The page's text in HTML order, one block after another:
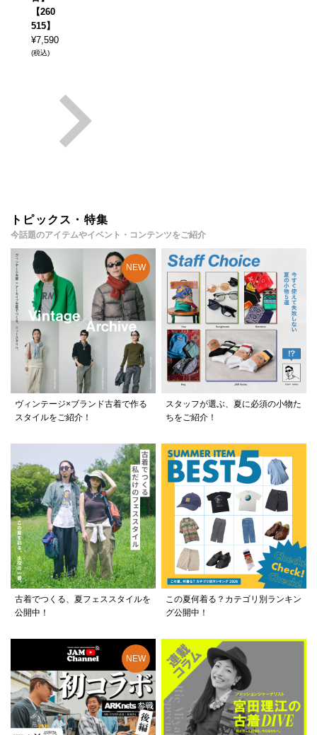
【260
515】
¥7,590
(税込)
トピックス・特集
今話題のアイテムやイベント・コンテンツをご紹介
ヴィンテージ×ブランド古着で作る
スタイルをご紹介！
スタッフが選ぶ、夏に必須の小物た
ちをご紹介！
古着でつくる、夏フェススタイルを
公開中！
この夏何着る？カテゴリ別ランキン
グ公開中！